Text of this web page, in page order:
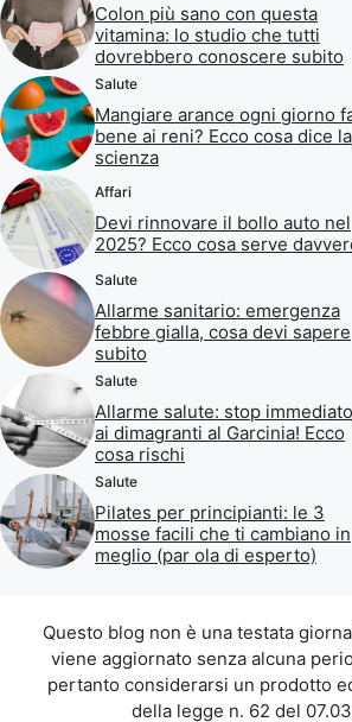
Colon più sano con questa
vitamina: lo studio che tutti
dovrebbero conoscere subito
Salute
Mangiare arance ogni giorno
bene ai reni? Ecco cosa dice la
scienza
Affari
Devi rinnovare il bollo auto nel
2025? Ecco cosa serve
Salute
Allarme sanitario: emergenza
febbre gialla, cosa devi sapere
subito
Salute
Allarme salute: stop immediato
ai dimagranti al Garcinia! Ecco
cosa rischi
Salute
Pilates per principianti: le 3
mosse facili che ti cambiano in
meglio (par ola di esperto)
Questo blog non è una testata
viene aggiornato senza alcuna
pertanto considerarsi un prodotto
della legge n. 62 del